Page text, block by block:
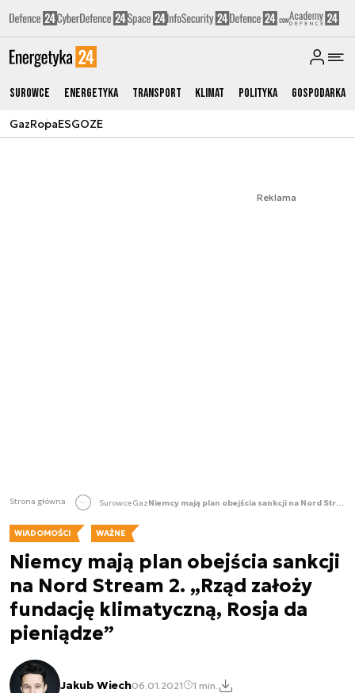
Surowce Energetyka Transport Klimat Polityka Gospodarka
GazRopaESGOZE
Reklama
Strona główna SurowceGaz Niemcy mają plan obejścia sankcji na Nord Stream 2. „Rząd założy fundację klimatyczną, Rosja da pieniądze”
WIADOMOŚCI WAŻNE
Niemcy mają plan obejścia sankcji
na Nord Stream 2. „Rząd założy
fundację klimatyczną, Rosja da
pieniądze”
Jakub Wiech06.01.2021 1 min.